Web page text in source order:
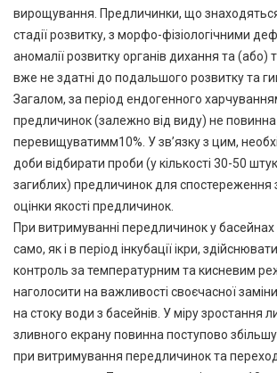
вирощування. Предличинки, що
стадії розвитку, з морфо-фізіологічними
аномалії розвитку органів дихання та (або)
вже не здатні до подальшого розвитку та
Загалом, за період ендогенного
предличинок (залежно від виду) не повинна
перевищуватимм10%. У зв’язку з цим,
доби відбирати проби (у кількості 30-50
загиблих) предличинок для спостереження
оцінки якості предличинок.
При витримуванні передличинок у басейнах
само, як і в період інкубації ікри,
контроль за температурним та кисневим
наголосити на важливості своєчасної
на стоку води з басейнів. У міру зростання
зливного екрану повинна поступово
при витримування передличинок та